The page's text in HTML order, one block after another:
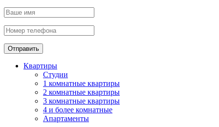
Отправить
Квартиры
Студии
1 комнатные квартиры
2 комнатные квартиры
3 комнатные квартиры
4 и более комнатные
Апартаменты